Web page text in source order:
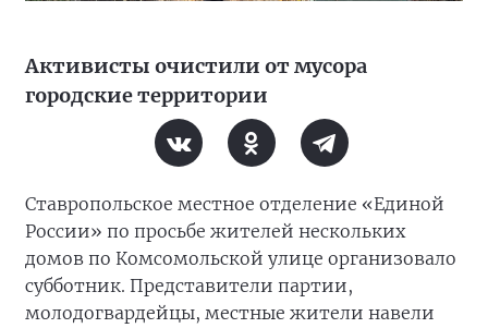
Активисты очистили от мусора
городские территории
Ставропольское местное отделение «Единой
России» по просьбе жителей нескольких
домов по Комсомольской улице организовало
субботник. Представители партии,
молодогвардейцы, местные жители навели